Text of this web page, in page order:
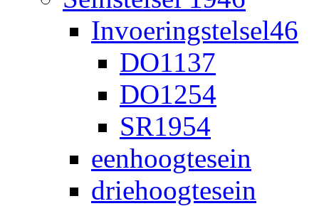
Invoeringstelsel46
DO1137
DO1254
SR1954
eenhoogtesein
driehoogtesein